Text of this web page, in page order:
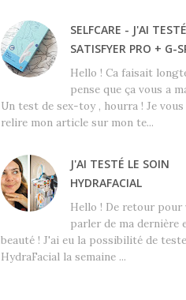
SELFCARE - J'AI
SATISFYER PRO + G-
Hello ! Ca faisait
pense que ça vous a
Un test de sex-toy , hourra ! Je vous
relire mon article sur mon te...
J'AI TESTÉ LE SOIN
HYDRAFACIAL
Hello ! De retour pour
parler de ma dernière
beauté ! J'ai eu la possibilité de
HydraFacial la semaine ...